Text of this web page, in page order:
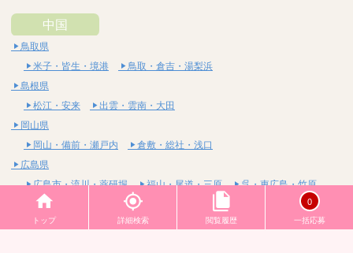
中国
鳥取県
米子・皆生・境港
鳥取・倉吉・湯梨浜
島根県
松江・安来
出雲・雲南・大田
岡山県
岡山・備前・瀬戸内
倉敷・総社・浅口
広島県
広島市・流川・薬研堀
福山・尾道・三原
呉・東広島・竹原
山口県
山口・宇部・防府
周南・下松・岩国 下関・長門・美祢
トップ 詳細検索 閲覧履歴
0
一括応募